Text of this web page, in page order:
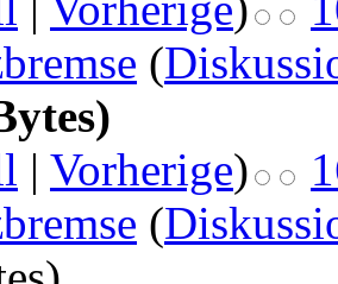
(
| Vorherige)
(